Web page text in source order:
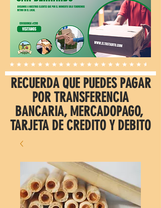
RECUERDA QUE PUEDES PAGAR
POR TRANSFERENCIA
BANCARIA, MERCADOPAGO,
TARJETA DE CREDITO Y DEBITO